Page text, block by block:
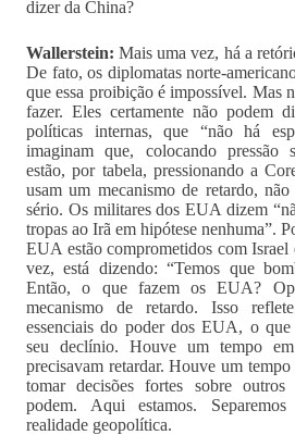
dizer da China?
Wallerstein: Mais uma vez, há a
De fato, os diplomatas norte-
que essa proibição é impossível. Mas
fazer. Eles certamente não podem
políticas internas, que “não há
imaginam que, colocando pressão
estão, por tabela, pressionando a
usam um mecanismo de retardo,
sério. Os militares dos EUA dizem
tropas ao Irã em hipótese nenhuma”.
EUA estão comprometidos com Israel
vez, está dizendo: “Temos que
Então, o que fazem os EUA?
mecanismo de retardo. Isso
essenciais do poder dos EUA, o
seu declínio. Houve um tempo
precisavam retardar. Houve um
tomar decisões fortes sobre outros
podem. Aqui estamos.
realidade geopolítica.